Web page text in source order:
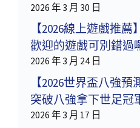
2026 年 3 月 30 日
【2026線上遊戲推
歡迎的遊戲可別錯過
2026 年 3 月 24 日
【2026世界盃八強
突破八強拿下世足冠
2026 年 3 月 17 日